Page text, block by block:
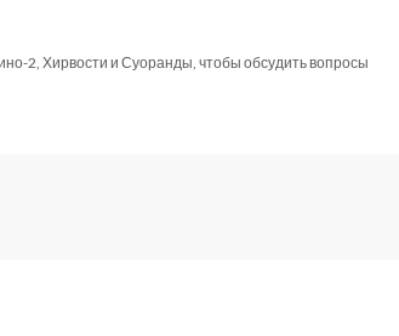
2, Хирвости и Суоранды, чтобы обсудить вопросы